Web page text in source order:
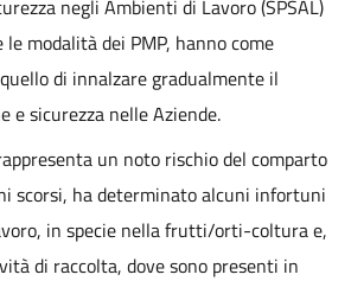
negli Ambienti di Lavoro (SPSAL)
le modalità dei PMP, hanno come
di innalzare gradualmente il
e sicurezza nelle Aziende.
un noto rischio del comparto
scorsi, ha determinato alcuni infortuni
in specie nella frutti/orti-coltura e,
di raccolta, dove sono presenti in